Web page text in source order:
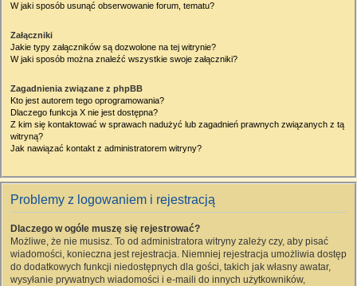
W jaki sposób usunąć obserwowanie forum, tematu?
Załączniki
Jakie typy załączników są dozwolone na tej witrynie?
W jaki sposób można znaleźć wszystkie swoje załączniki?
Zagadnienia związane z phpBB
Kto jest autorem tego oprogramowania?
Dlaczego funkcja X nie jest dostępna?
Z kim się kontaktować w sprawach nadużyć lub zagadnień prawnych związanych z tą
witryną?
Jak nawiązać kontakt z administratorem witryny?
Problemy z logowaniem i rejestracją
Dlaczego w ogóle muszę się rejestrować?
Możliwe, że nie musisz. To od administratora witryny zależy czy, aby pisać
wiadomości, konieczna jest rejestracja. Niemniej rejestracja umożliwia dostęp
do dodatkowych funkcji niedostępnych dla gości, takich jak własny awatar,
wysyłanie prywatnych wiadomości i e-maili do innych użytkowników,